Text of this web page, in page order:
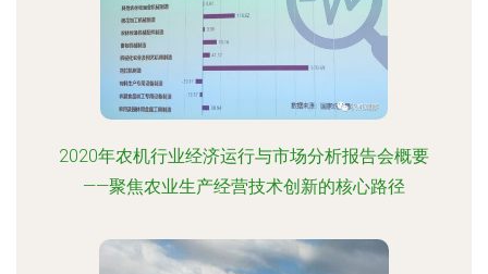
2020年农机行业经济运行与市场分析报告会概要
——聚焦农业生产经营技术创新的核心路径